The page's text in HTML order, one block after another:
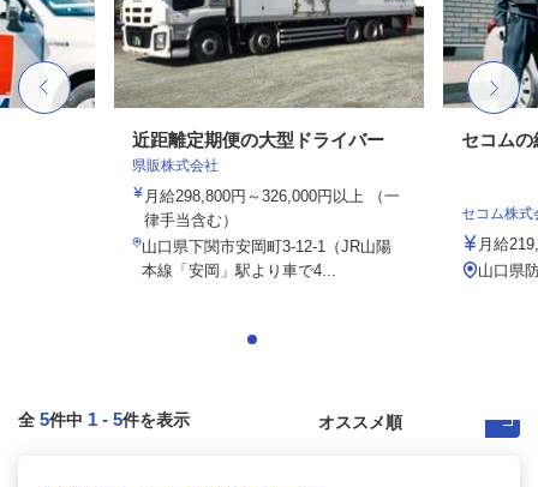
近距離定期便の大型ドライバー
県販株式会社
月給298,800円～326,000円以上 （一
律手当含む）
山口県下関市安岡町3-12-1（JR山陽
本線「安岡」駅より車で4...
セコムの
セコム株式
月給
山口県
全 5件中 1 - 5件を表示